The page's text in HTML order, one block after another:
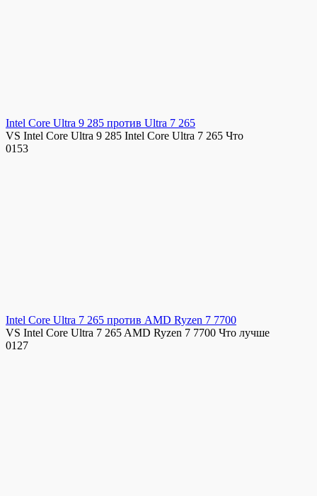
Intel Core Ultra 9 285 против Ultra 7 265
VS Intel Core Ultra 9 285 Intel Core Ultra 7 265 Что
0153
Intel Core Ultra 7 265 против AMD Ryzen 7 7700
VS Intel Core Ultra 7 265 AMD Ryzen 7 7700 Что лучше
0127